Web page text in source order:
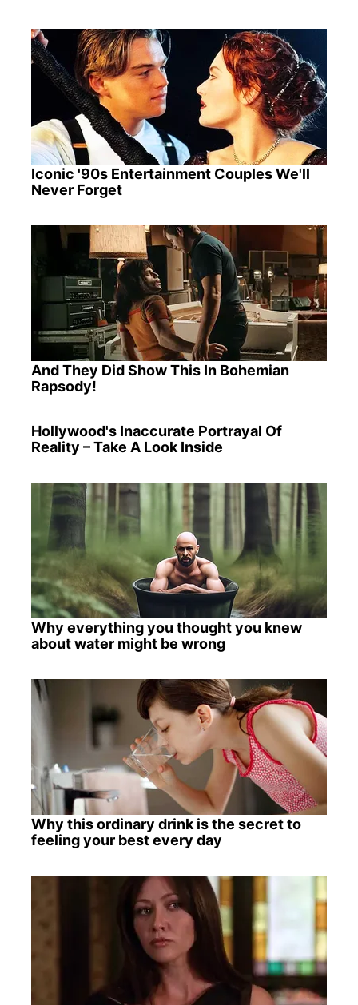
Iconic '90s Entertainment Couples We'll
Never Forget
And They Did Show This In Bohemian
Rapsody!
Hollywood's Inaccurate Portrayal Of
Reality – Take A Look Inside
Why everything you thought you knew
about water might be wrong
Why this ordinary drink is the secret to
feeling your best every day